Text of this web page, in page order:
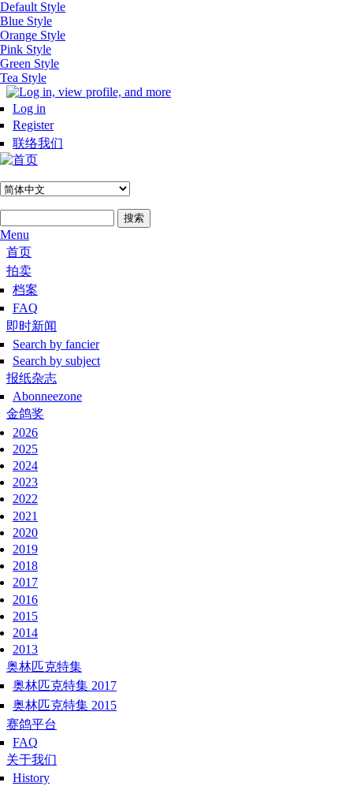
跳转到主要内容
Default Style
Blue Style
Orange Style
Pink Style
Green Style
Tea Style
Log in
Register
联络我们
搜索表单
Menu
Hoofdmenu #zh-hans
首页
拍卖
档案
FAQ
即时新闻
Search by fancier
Search by subject
报纸杂志
Abonneezone
金鸽奖
2026
2025
2024
2023
2022
2021
2020
2019
2018
2017
2016
2015
2014
2013
奥林匹克特集
奥林匹克特集 2017
奥林匹克特集 2015
赛鸽平台
FAQ
关于我们
History